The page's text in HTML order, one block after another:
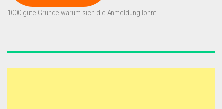
1000 gute Gründe warum sich die Anmeldung lohnt.